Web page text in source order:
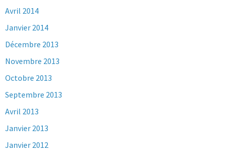
Avril 2014
Janvier 2014
Décembre 2013
Novembre 2013
Octobre 2013
Septembre 2013
Avril 2013
Janvier 2013
Janvier 2012